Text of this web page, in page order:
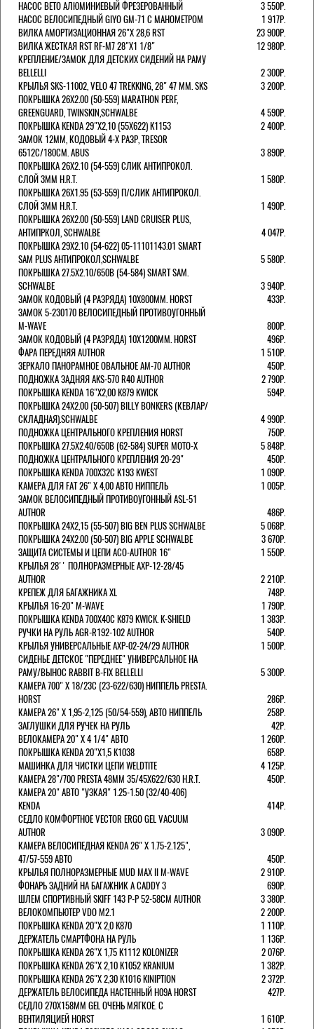
НАСОС BETO АЛЮМИНИЕВЫЙ ФРЕЗЕРОВАННЫЙ
3 550Р.
НАСОС ВЕЛОСИПЕДНЫЙ GIYO GM-71 С МАНОМЕТРОМ
1 917Р.
ВИЛКА АМОРТИЗАЦИОННАЯ 26"Х 28,6 RST
23 900Р.
ВИЛКА ЖЕСТКАЯ RST RF-M7 28"Х1 1/8"
12 980Р.
КРЕПЛЕНИЕ/ЗАМОК ДЛЯ ДЕТСКИХ СИДЕНИЙ НА РАМУ
BELLELLI
2 300Р.
КРЫЛЬЯ SKS-11002, VELO 47 TREKKING, 28" 47 ММ. SKS
3 200Р.
ПОКРЫШКА 26X2.00 (50-559) MARATHON PERF,
GREENGUARD, TWINSKIN,SCHWALBE
4 590Р.
ПОКРЫШКА KENDA 29"Х2,10 (55X622) K1153
2 400Р.
ЗАМОК 12ММ, КОДОВЫЙ 4-Х РАЗР, TRESOR
6512C/180СМ. ABUS
3 890Р.
ПОКРЫШКА 26X2.10 (54-559) СЛИК АНТИПРОКОЛ.
СЛОЙ 3ММ H.R.T.
1 580Р.
ПОКРЫШКА 26X1.95 (53-559) П/СЛИК АНТИПРОКОЛ.
СЛОЙ 3ММ H.R.T.
1 490Р.
ПОКРЫШКА 26X2.00 (50-559) LAND CRUISER PLUS,
АНТИПРКОЛ, SCHWALBE
4 047Р.
ПОКРЫШКА 29X2.10 (54-622) 05-11101143.01 SMART
SAM PLUS АНТИПРОКОЛ,SCHWALBE
5 580Р.
ПОКРЫШКА 27.5X2.10/650B (54-584) SMART SAM.
SCHWALBE
3 940Р.
ЗАМОК КОДОВЫЙ (4 РАЗРЯДА) 10Х800ММ. HORST
433Р.
ЗАМОК 5-230170 ВЕЛОСИПЕДНЫЙ ПРОТИВОУГОННЫЙ
M-WAVE
800Р.
ЗАМОК КОДОВЫЙ (4 РАЗРЯДА) 10Х1200ММ. HORST
496Р.
ФАРА ПЕРЕДНЯЯ AUTHOR
1 510Р.
ЗЕРКАЛО ПАНОРАМНОЕ ОВАЛЬНОЕ AM-70 AUTHOR
450Р.
ПОДНОЖКА ЗАДНЯЯ AKS-570 R40 AUTHOR
2 790Р.
ПОКРЫШКА KENDA 16"Х2,00 K879 KWICK
594Р.
ПОКРЫШКА 24X2.00 (50-507) BILLY BONKERS (КЕВЛАР/
СКЛАДНАЯ).SCHWALBE
4 990Р.
ПОДНОЖКА ЦЕНТРАЛЬНОГО КРЕПЛЕНИЯ HORST
750Р.
ПОКРЫШКА 27.5X2.40/650B (62-584) SUPER MOTO-X
5 848Р.
ПОДНОЖКА ЦЕНТРАЛЬНОГО КРЕПЛЕНИЯ 20-29"
450Р.
ПОКРЫШКА KENDA 700Х32С K193 KWEST
1 090Р.
КАМЕРА ДЛЯ FAT 26" X 4,00 АВТО НИППЕЛЬ
1 005Р.
ЗАМОК ВЕЛОСИПЕДНЫЙ ПРОТИВОУГОННЫЙ ASL-51
AUTHOR
486Р.
ПОКРЫШКА 24X2,15 (55-507) BIG BEN PLUS SCHWALBE
5 068Р.
ПОКРЫШКА 24X2.00 (50-507) BIG APPLE SCHWALBE
3 670Р.
ЗАЩИТА СИСТЕМЫ И ЦЕПИ ACO-AUTHOR 16"
1 550Р.
КРЫЛЬЯ 28'' ПОЛНОРАЗМЕРНЫЕ AXP-12-28/45
AUTHOR
2 210Р.
КРЕПЕЖ ДЛЯ БАГАЖНИКА XL
748Р.
КРЫЛЬЯ 16-20" M-WAVE
1 790Р.
ПОКРЫШКА KENDA 700Х40С K879 KWICK. K-SHIELD
1 383Р.
РУЧКИ НА РУЛЬ AGR-R192-102 AUTHOR
540Р.
КРЫЛЬЯ УНИВЕРСАЛЬНЫЕ AXP-02-24/29 AUTHOR
1 500Р.
СИДЕНЬЕ ДЕТСКОЕ "ПЕРЕДНЕЕ" УНИВЕРСАЛЬНОЕ НА
РАМУ/ВЫНОС RABBIT B-FIX BELLELLI
5 300Р.
КАМЕРА 700" Х 18/23C (23-622/630) НИППЕЛЬ PRESTA.
HORST
286Р.
КАМЕРА 26" X 1,95-2,125 (50/54-559), АВТО НИППЕЛЬ
258Р.
ЗАГЛУШКИ ДЛЯ РУЧЕК НА РУЛЬ
42Р.
ВЕЛОКАМЕРА 20" Х 4 1/4" АВТО
1 260Р.
ПОКРЫШКА KENDA 20"Х1,5 K1038
658Р.
МАШИНКА ДЛЯ ЧИСТКИ ЦЕПИ WELDTITE
4 125Р.
КАМЕРА 28"/700 PRESTA 48ММ 35/45Х622/630 H.R.T.
450Р.
КАМЕРА 20" АВТО "УЗКАЯ" 1.25-1.50 (32/40-406)
KENDA
414Р.
СЕДЛО КОМФОРТНОЕ VECTOR ERGO GEL VACUUM
AUTHOR
3 090Р.
КАМЕРА ВЕЛОСИПЕДНАЯ KENDA 26" Х 1.75-2.125",
47/57-559 АВТО
450Р.
КРЫЛЬЯ ПОЛНОРАЗМЕРНЫЕ MUD MAX II M-WAVE
2 910Р.
ФОНАРЬ ЗАДНИЙ НА БАГАЖНИК A CADDY 3
690Р.
ШЛЕМ СПОРТИВНЫЙ SKIFF 143 Р-Р 52-58СМ AUTHOR
3 380Р.
ВЕЛОКОМПЬЮТЕР VDO M2.1
2 200Р.
ПОКРЫШКА KENDA 20"Х 2,0 K870
1 110Р.
ДЕРЖАТЕЛЬ СМАРТФОНА НА РУЛЬ
1 136Р.
ПОКРЫШКА KENDA 26"Х 1,75 K1112 KOLONIZER
2 076Р.
ПОКРЫШКА KENDA 26"Х 2,10 K1052 KRANIUM
1 382Р.
ПОКРЫШКА KENDA 26"Х 2,30 K1016 KINIPTION
2 372Р.
ДЕРЖАТЕЛЬ ВЕЛОСИПЕДА НАСТЕННЫЙ H09A HORST
427Р.
СЕДЛО 270Х158ММ GEL ОЧЕНЬ МЯГКОЕ. С
ВЕНТИЛЯЦИЕЙ HORST
1 610Р.